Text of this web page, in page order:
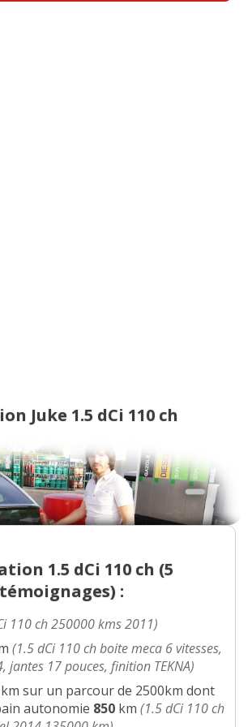
moteur:2 n'aiment pas
millesimes(0 )
1.5 dCi 110 ch 40000kms; année
2013(1 )
1.5 dCi 110 ch teckna 31 000km de
juin 2011(14 )
1.5 dCi 110 ch 1ere Imat fin 12 2011
Acheté c(0 )
1.5 dCi 110 ch finition tekna année
2018(0 )
Juke 1.5 dCi 110 ch
1.5 dCi 110 ch (5
témoignages) :
110 ch 250000 kms 2011)
(1.5 dCi 110 ch boite meca 6 vitesses,
jantes 17 pouces, finition TEKNA)
km sur un parcour de 2500km dont
autonomie 850 km(1.5 dCi 110 ch